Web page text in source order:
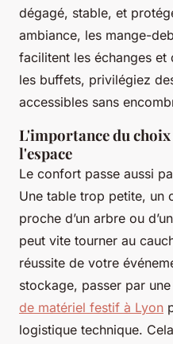
dégagé, stable, et
ambiance, les mange-
facilitent les échanges et
les buffets, privilégiez
accessibles sans
L'importance du
l'espace
Le confort passe aussi
Une table trop petite, un
proche d’un arbre ou
peut vite tourner au
réussite de votre
stockage, passer par
de matériel festif à Lyon
logistique technique.